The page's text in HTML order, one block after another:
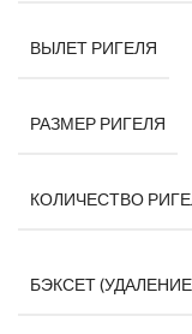
ВЫЛЕТ РИГЕЛЯ
РАЗМЕР РИГЕЛЯ
КОЛИЧЕСТВО
БЭКСЕТ